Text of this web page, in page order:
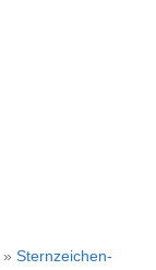
» Sternzeichen-